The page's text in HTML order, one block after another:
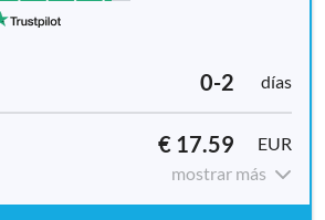
0-2 días
€ 17.59
EUR
mostrar más